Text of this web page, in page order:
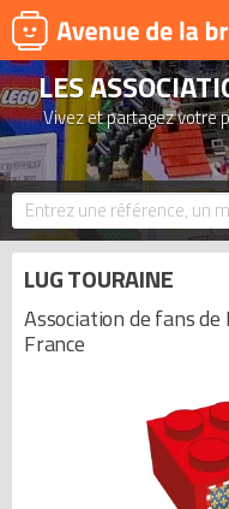
LEGO
LES
Vivez et partagez votre
LUG TOURAINE
Association de fans
France